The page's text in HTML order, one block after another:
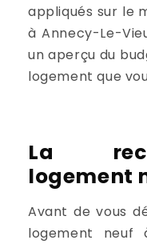
appliqués sur le
à Annecy-Le-
un aperçu du
logement que
La
logement
Avant de vous
logement neuf